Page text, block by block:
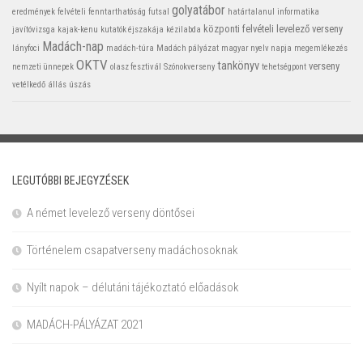
eredmények felvételi fenntarthatóság futsal golyatábor határtalanul informatika
javítóvizsga kajak-kenu kutatók éjszakája kézilabda központi felvételi levelező verseny
lányfoci Madách-nap madách-túra Madách pályázat magyar nyelv napja megemlékezés
nemzeti ünnepek OKTV olasz fesztivál Szónokverseny tankönyv tehetségpont verseny
vetélkedő állás úszás
LEGUTÓBBI BEJEGYZÉSEK
A német levelező verseny döntősei
Történelem csapatverseny madáchosoknak
Nyílt napok – délutáni tájékoztató előadások
MADÁCH-PÁLYÁZAT 2021